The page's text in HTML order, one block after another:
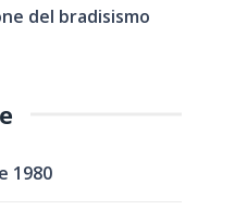
del bradisismo
1980